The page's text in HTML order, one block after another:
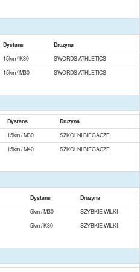
Dystans
Druzyna
15km / K30
SWORDS ATHLETICS
15km / M30 SWORDS ATHLETICS
Dystans
Druzyna
15km / M30
SZKOLNI BIEGACZE
15km / M40 SZKOLNI BIEGACZE
Dystans
Druzyna
5km / M30
SZYBKIE WILKI
5km / K30 SZYBKIE WILKI